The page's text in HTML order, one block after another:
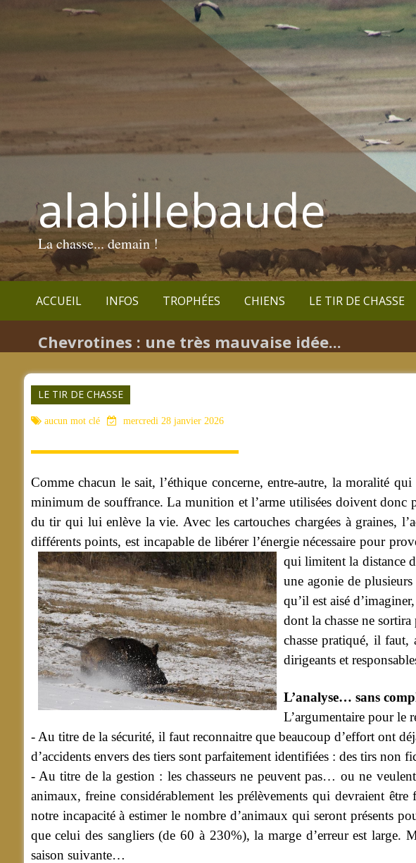
alabillebaude
La chasse... demain !
ACCUEIL INFOS TROPHÉES CHIENS LE TIR DE CHASSE
Chevrotines : une très mauvaise idée...
LE TIR DE CHASSE
aucun mot clé mercredi 28 janvier 2026
Comme chacun le sait, l’éthique concerne, entre-autre, la moralité
minimum de souffrance. La munition et l’arme utilisées doivent donc
du tir qui lui enlève la vie. Avec les cartouches chargées à graines,
différents points, est incapable de libérer l’énergie nécessaire pour
qui limitent la distance
une agonie de
qu’il est aisé
dont la chasse ne
chasse pratiqué, il faut,
dirigeants et
L’analyse… sans
L’argumentaire pour le
- Au titre de la sécurité, il faut reconnaitre que beaucoup d’effort ont
d’accidents envers des tiers sont parfaitement identifiées : des tirs non
- Au titre de la gestion : les chasseurs ne peuvent pas… ou ne
animaux, freine considérablement les prélèvements qui devraient
notre incapacité à estimer le nombre d’animaux qui seront présents
que celui des sangliers (de 60 à 230%), la marge d’erreur est
saison suivante…